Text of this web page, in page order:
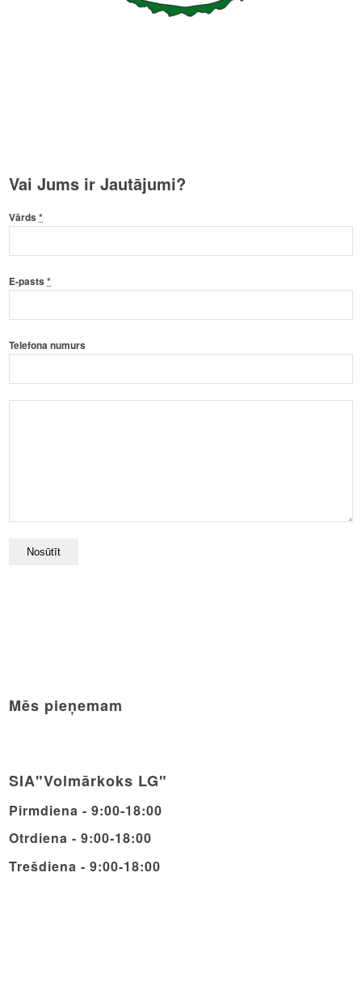
Vai Jums ir Jautājumi?
Vārds*
E-pasts*
Telefona numurs
Mēs pieņemam
SIA"Volmārkoks LG"
Pirmdiena - 9:00-18:00
Otrdiena - 9:00-18:00
Trešdiena - 9:00-18:00